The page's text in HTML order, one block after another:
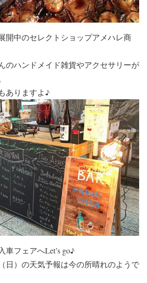
開中のセレクトショップアメハレ商
のハンドメイド雑貨やアクセサリーが
もありますよ♪
車フェアへLet’s go♪
日）の天気予報は今の所晴れのようで